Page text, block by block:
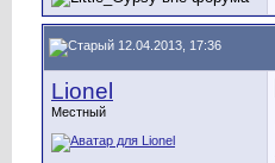
12.04.2013, 17:36
Lionel
Местный